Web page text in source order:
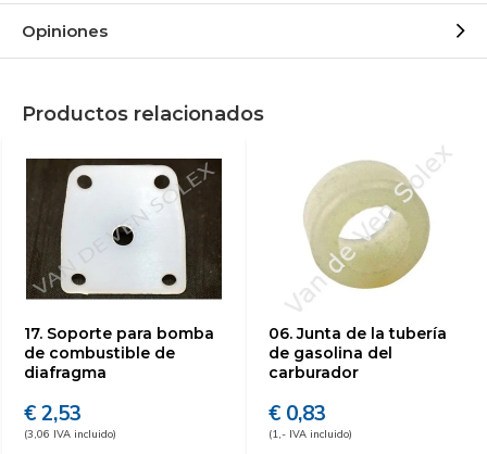
Opiniones
Productos relacionados
17. Soporte para bomba
de combustible de
diafragma
€ 2,53
(3,06 IVA incluido)
06. Junta de la tubería
de gasolina del
carburador
€ 0,83
(1,- IVA incluido)